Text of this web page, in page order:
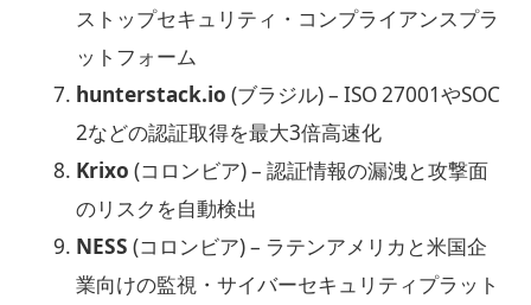
ストップセキュリティ・コンプライアンスプラ
ットフォーム
hunterstack.io (ブラジル) – ISO 27001やSOC
2などの認証取得を最大3倍高速化
Krixo (コロンビア) – 認証情報の漏洩と攻撃面
のリスクを自動検出
NESS (コロンビア) – ラテンアメリカと米国企
業向けの監視・サイバーセキュリティプラット